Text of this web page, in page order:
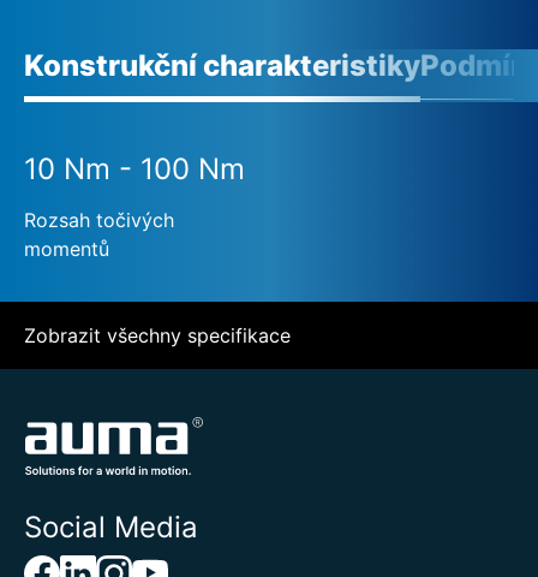
Konstrukční charakteristiky
10 Nm - 100 Nm
Rozsah točivých
momentů
Zobrazit všechny specifikace
Social Media